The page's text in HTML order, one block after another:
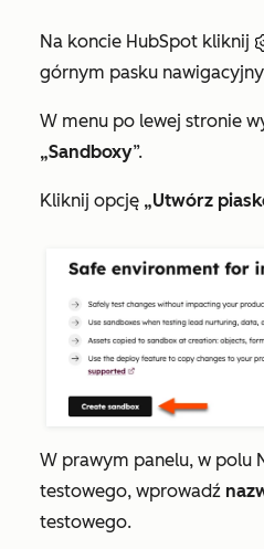
Na koncie HubSpot kliknij
górnym pasku
W menu po lewej stronie
„Sandboxy”.
Kliknij opcję „Utwórz
W prawym panelu, w polu
testowego, wprowadź
testowego.